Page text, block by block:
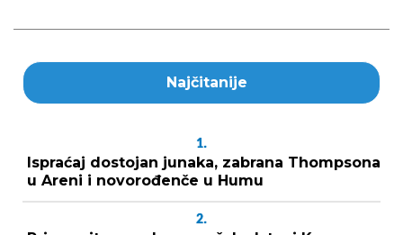
Najčitanije
1.
Ispraćaj dostojan junaka, zabrana Thompsona
u Areni i novorođenče u Humu
2.